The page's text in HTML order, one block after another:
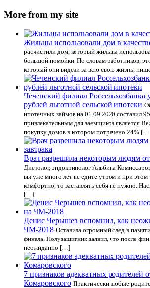
More from my site
Жильцы использовали дом в
расчистили дом, который жильцы
большой помойки. По словам работников,
который они видели за всю свою жизнь,
Чеченский филиал
рублей льготной сельской ипотеки
ипотечных займов на 01.09.2020 составил
привлекательным для заемщиков является
покупку домов в котором потрачено 24%
Врач разрешила некоторым людям
Диетолог, эндокринолог Альбина
вы уже много лет не едите утром и при этом
комфортно, то заставлять себя не нужно.
[…]
Денис Черышев вспомнил, как
ЧМ-2018 Оставила огромный след в
финала. Полузащитник заявил, что после
неожиданно […]
7 признаков адекватных родителей
Комаровского Практически любые